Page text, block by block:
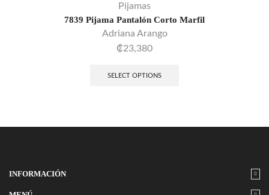
Pijamas
7839 Pijama Pantalón Corto Marfil
Adriana Arango
₡23,380
SELECT OPTIONS
INFORMACIÓN